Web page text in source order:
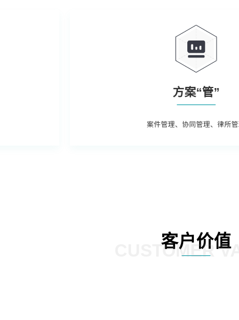
方案“管”
案件管理、协同管理、律所管
客户价值
CUSTOMER